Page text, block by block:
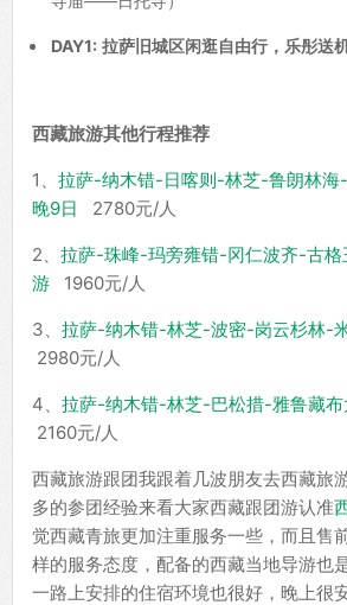
DAY1: 拉萨旧城区闲逛自由行，乐彤送机
西藏旅游其他行程推荐
1、 拉萨-纳木错-日喀则-林芝-鲁朗林海
晚9日
2780元/人
2、 拉萨-珠峰-玛旁雍错-冈仁波齐-古格
游 1960元/人
3、 拉萨-纳木错-林芝-波密-岗云杉林-
2980元/人
4、 拉萨-纳木错-林芝-巴松措-雅鲁藏布
2160元/人
西藏旅游跟团我跟着几波朋友去西藏旅
多的参团经验来看大家西藏跟团游认准
觉西藏青旅更加注重服务一些，而且售
样的服务态度，配备的西藏当地导游也
一路上安排的住宿环境也很好，晚上很